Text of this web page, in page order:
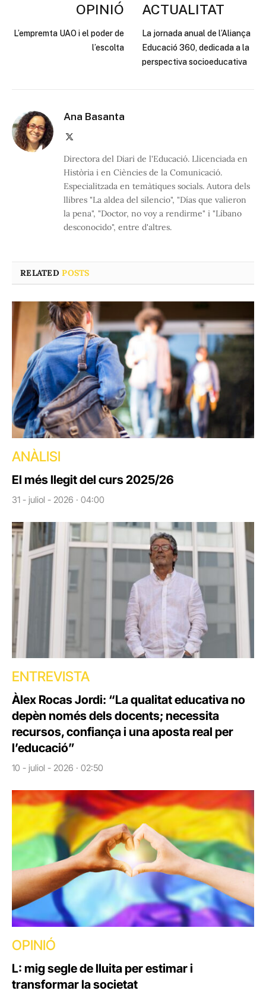
OPINIÓ
L’empremta UAO i el poder de
l’escolta
ACTUALITAT
La jornada anual de l’Aliança
Educació 360, dedicada a la
perspectiva socioeducativa
Ana Basanta
Directora del Diari de l'Educació. Llicenciada en
Història i en Ciències de la Comunicació.
Especialitzada en temàtiques socials. Autora dels
llibres "La aldea del silencio", "Días que valieron
la pena", "Doctor, no voy a rendirme" i "Líbano
desconocido", entre d'altres.
RELATEDPOSTS
ANÀLISI
El més llegit del curs 2025/26
31 - juliol - 2026 · 04:00
ENTREVISTA
Àlex Rocas Jordi: “La qualitat educativa no
depèn només dels docents; necessita
recursos, confiança i una aposta real per
l’educació”
10 - juliol - 2026 · 02:50
OPINIÓ
L: mig segle de lluita per estimar i
transformar la societat